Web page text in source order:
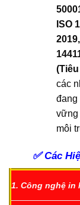
ISO
các
đang
vững
môi
✅Các
1. Công nghệ in